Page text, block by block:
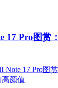
17 Pro图赏